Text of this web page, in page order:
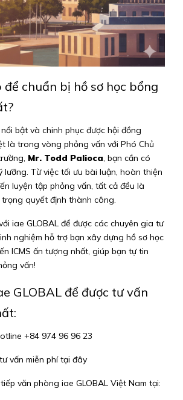
để chuẩn bị hồ sơ học bổng
bật và chinh phục được hội đồng
là trong vòng phỏng vấn với Phó Chủ
Mr. Todd Palioca, bạn cần có
lưỡng. Từ việc tối ưu bài luận, hoàn thiện
luyện tập phỏng vấn, tất cả đều là
quyết định thành công.
iae GLOBAL để được các chuyên gia tư
nghiệm hỗ trợ bạn xây dựng hồ sơ học
ICMS ấn tượng nhất, giúp bạn tự tin
vấn!
GLOBAL để được tư vấn
+84 974 96 96 23
vấn miễn phítại đây
văn phòng iae GLOBAL Việt Nam tại: